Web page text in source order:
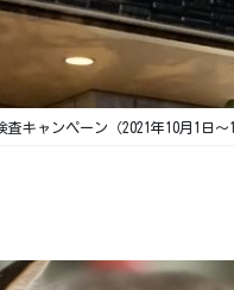
キャンペーン（2021年10月1日～